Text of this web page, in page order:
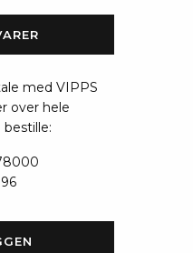
med VIPPS
over hele